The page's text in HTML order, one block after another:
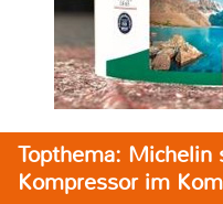
Topthema:
Kompressor im